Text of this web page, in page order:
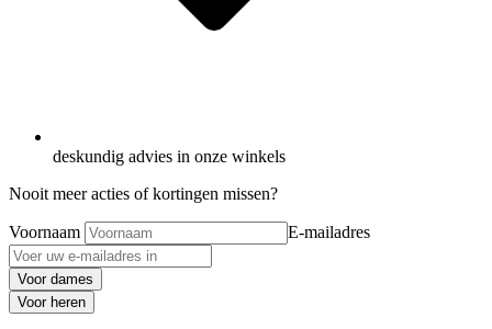
deskundig advies in onze winkels
Nooit meer acties of kortingen missen?
Voornaam E-mailadres
Voor dames
Voor heren